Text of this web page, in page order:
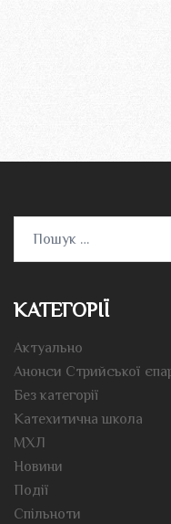
КАТЕГОРІЇ
Актуально
Анонси Стрийської
Без категорії
Катехитична школа
МХЛ
Новини
Події
Спільноти